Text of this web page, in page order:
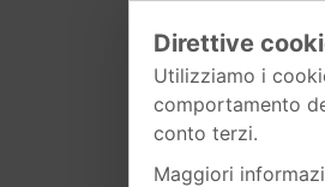
Direttive
Utilizziamo i
comportamento
conto terzi.
Maggiori